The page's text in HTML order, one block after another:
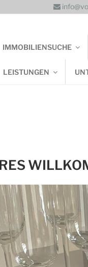
IMMOBILIENSUCHE
LEISTUNGEN